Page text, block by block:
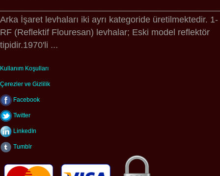
Arka İşaret levhaları iki ayrı kategoride üretilmektedir. 1-
RF (Reflektif Flouresan) levhalar; Eski model reflektör
tipidir.1970'li ...
Kullanım Koşulları
Çerezler ve Gizlilik
Facebook
Twitter
LinkedIn
Tumblr